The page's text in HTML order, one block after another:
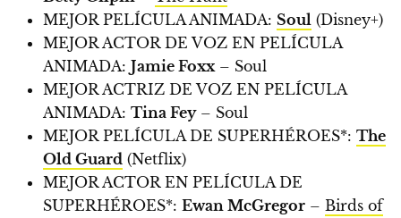
MEJOR PELÍCULA ANIMADA: Soul (Disney+)
MEJOR ACTOR DE VOZ EN PELÍCULA
ANIMADA: Jamie Foxx – Soul
MEJOR ACTRIZ DE VOZ EN PELÍCULA
ANIMADA: Tina Fey– Soul
MEJOR PELÍCULA DE SUPERHÉROES*: The
Old Guard (Netflix)
MEJOR ACTOR EN PELÍCULA DE
SUPERHÉROES*: Ewan McGregor – Birds of